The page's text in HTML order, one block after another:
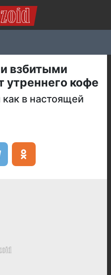
взбитыми
утреннего кофе
в настоящей